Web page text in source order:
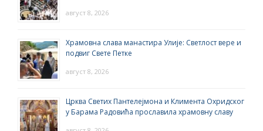
август 8, 2026
Храмовна слава манастира Улије: Светлост вере и
подвиг Свете Петке
август 8, 2026
Црква Светих Пантелејмона и Климента Охридског
у Барама Радовића прославила храмовну славу